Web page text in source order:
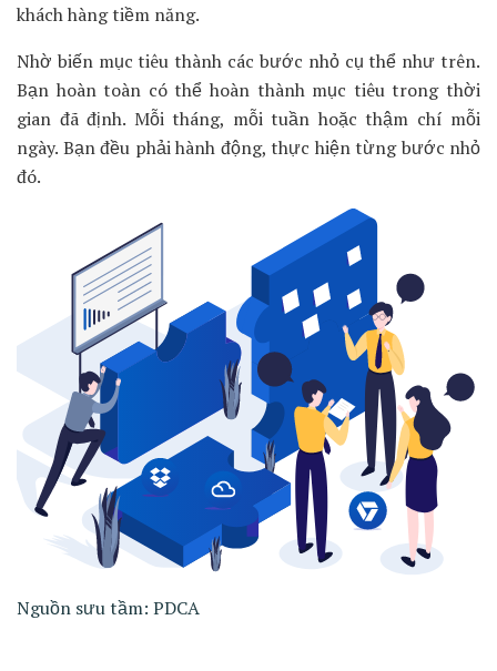
khách hàng tiềm năng.
Nhờ biến mục tiêu thành các bước nhỏ cụ thể như trên.
Bạn hoàn toàn có thể hoàn thành mục tiêu trong thời
gian đã định. Mỗi tháng, mỗi tuần hoặc thậm chí mỗi
ngày. Bạn đều phải hành động, thực hiện từng bước nhỏ
đó.
Nguồn sưu tầm: PDCA